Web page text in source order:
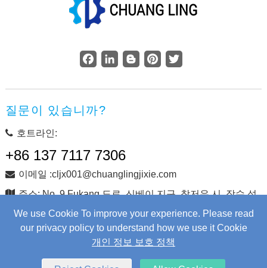
We use Cookie To improve your experience. Please read
our privacy policy to understand how we use it Cookie
개인 정보 보호 정책
Facebook
LinkedInBloggerPinterestTwitter
질문이 있습니까?
호트라인:
+86 137 7117 7306
이메일 :cljx001@chuanglingjixie.com
주소: No. 9 Fukang 도로, 신베이 지구, 창저우 시, 장수 성,
중국
유.Web Developmentby Wangke